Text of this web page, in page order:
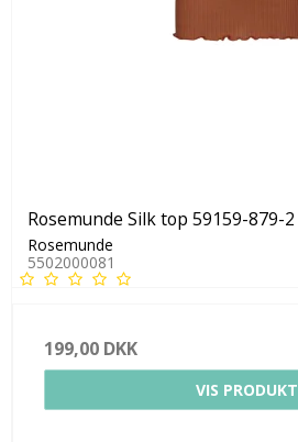
Rosemunde Silk top 59159-879-2
Rosemunde
5502000081
199,00 DKK
VIS PRODUKT